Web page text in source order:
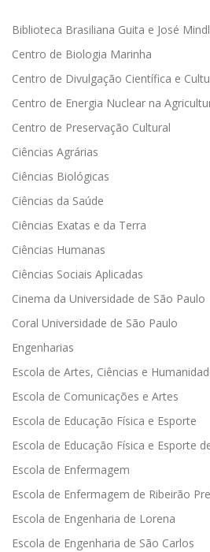
Biblioteca Brasiliana Guita e José
Centro de Biologia Marinha
Centro de Divulgação Científica e
Centro de Energia Nuclear na
Centro de Preservação Cultural
Ciências Agrárias
Ciências Biológicas
Ciências da Saúde
Ciências Exatas e da Terra
Ciências Humanas
Ciências Sociais Aplicadas
Cinema da Universidade de São Paulo
Coral Universidade de São Paulo
Engenharias
Escola de Artes, Ciências e
Escola de Comunicações e Artes
Escola de Educação Física e Esporte
Escola de Educação Física e Esporte
Escola de Enfermagem
Escola de Enfermagem de Ribeirão
Escola de Engenharia de Lorena
Escola de Engenharia de São Carlos